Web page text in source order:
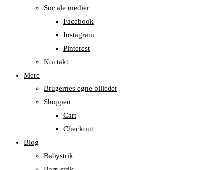
Sociale medier
Facebook
Instagram
Pinterest
Kontakt
Mere
Brugernes egne billeder
Shoppen
Cart
Checkout
Blog
Babystrik